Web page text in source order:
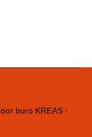
buro KREAS ·